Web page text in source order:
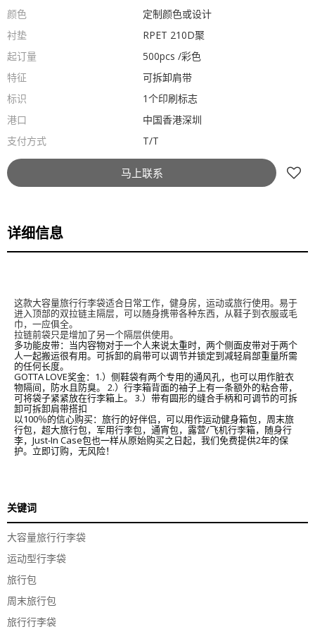
颜色
定制颜色或设计
衬垫
RPET 210D聚
起订量
500pcs /彩色
特征
可拆卸肩带
标识
1个印刷标志
港口
中国香港深圳
支付方式
T/T
马上联系
详细信息
这款大容量旅行行李袋适合日常工作，健身房，运动或旅行使用。易于
进入顶部的双拉链主隔层，可以随身携带各种东西，从鞋子到衣服或毛
巾，一应俱全。
拉链前袋只是增加了另一个隔层供使用。
多功能皮带：当内容物对于一个人来说太重时，两个侧面皮带对于两个
人一起搬运很有用。可拆卸的肩带可以调节并锁定到减轻肩部重量所需
的任何长度。
GOTTA LOVE奖金：1.）侧鞋袋有两个专用的通风孔，也可以用作脏衣
物隔间，防水且防臭。 2.）行李箱背面的袖子上有一条额外的粘合带，
可将袋子紧紧放在行李箱上。 3.）带有圆形的缝合手柄和可调节的可拆
卸可拆卸肩带搭扣
以100％的信心购买：旅行的好伴侣，可以用作运动健身箱包，周末旅
行包，超大旅行包，军用行李包，通宵包，露营/飞机行李箱，随身行
李，Just-In Case包也一样从原始购买之日起，我们免费提供2年的保
护。立即订购，无风险！
关键词
大容量旅行行李袋
运动型行李袋
旅行包
周末旅行包
旅行行李袋